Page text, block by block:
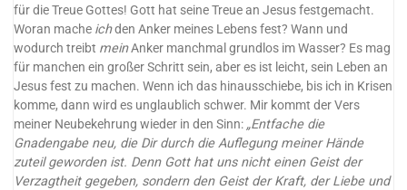
für die Treue Gottes! Gott hat seine Treue an Jesus festgemacht.
Woran mache ichden Anker meines Lebens fest? Wann und
wodurch treibt meinAnker manchmal grundlos im Wasser? Es mag
für manchen ein großer Schritt sein, aber es ist leicht, sein Leben an
Jesus fest zu machen. Wenn ich das hinausschiebe, bis ich in Krisen
komme, dann wird es unglaublich schwer. Mir kommt der Vers
meiner Neubekehrung wieder in den Sinn: „Entfache die
Gnadengabe neu, die Dir durch die Auflegung meiner Hände
zuteil geworden ist. Denn Gott hat uns nicht einen Geist der
Verzagtheit gegeben, sondern den Geist der Kraft, der Liebe und